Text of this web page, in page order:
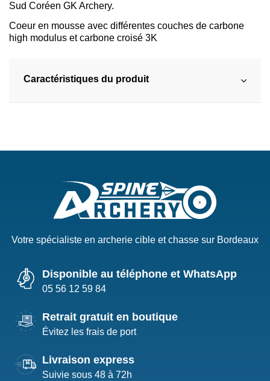
Sud Coréen GK Archery.
Coeur en mousse avec différentes couches de carbone
high modulus et carbone croisé 3K
Caractéristiques du produit
Votre spécialiste en archerie cible et chasse sur Bordeaux
Disponible au téléphone et WhatsApp
05 56 12 59 84
Retrait gratuit en boutique
Évitez les frais de port
Livraison express
Suivie sous 48 à 72h